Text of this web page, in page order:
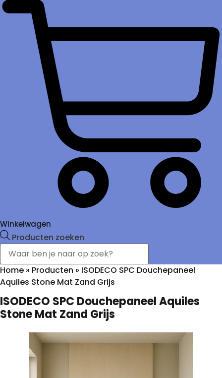
Winkelwagen
Producten zoeken
Home » Producten » ISODECO SPC Douchepaneel
Aquiles Stone Mat Zand Grijs
ISODECO SPC Douchepaneel Aquiles
Stone Mat Zand Grijs